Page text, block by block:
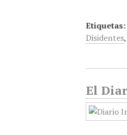
Etiquetas:
Disidentes,
El